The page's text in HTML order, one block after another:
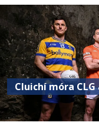
Cluichí móra